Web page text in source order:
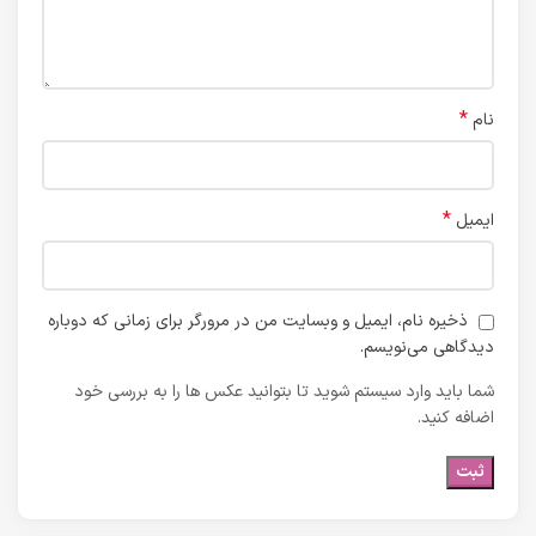
نام *
ایمیل *
ذخیره نام، ایمیل و وبسایت من در مرورگر برای زمانی که دوباره
دیدگاهی می‌نویسم.
شما باید وارد سیستم شوید تا بتوانید عکس ها را به بررسی خود
اضافه کنید.